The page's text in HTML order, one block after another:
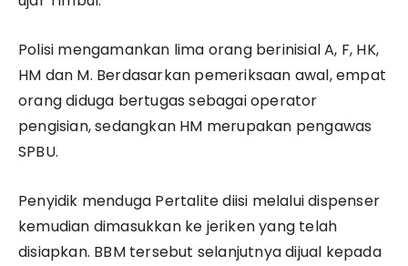
Polisi mengamankan lima orang berinisial A, F, HK,
HM dan M. Berdasarkan pemeriksaan awal, empat
orang diduga bertugas sebagai operator
pengisian, sedangkan HM merupakan pengawas
SPBU.
Penyidik menduga Pertalite diisi melalui dispenser
kemudian dimasukkan ke jeriken yang telah
disiapkan. BBM tersebut selanjutnya dijual kepada